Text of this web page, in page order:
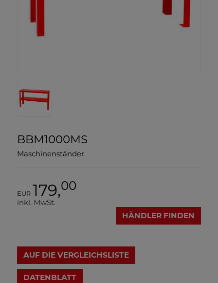
BBM1000MS
Maschinenständer
EUR 179,00
inkl. MwSt.
HÄNDLER FINDEN
AUF DIE VERGLEICHSLISTE
DATENBLATT